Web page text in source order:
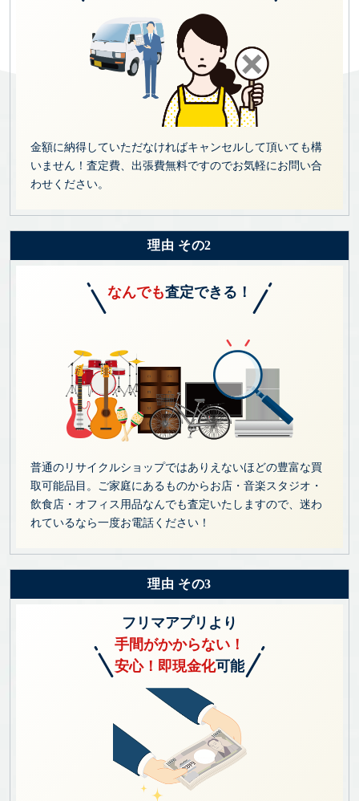
金額に納得していただなければキャンセルして頂いても構
いません！査定費、出張費無料ですのでお気軽にお問い合
わせください。
理由 その2
なんでも査定できる！
普通のリサイクルショップではありえないほどの豊富な買
取可能品目。ご家庭にあるものからお店・音楽スタジオ・
飲食店・オフィス用品なんでも査定いたしますので、迷わ
れているなら一度お電話ください！
理由 その3
フリマアプリより
手間がかからない！
安心！即現金化可能